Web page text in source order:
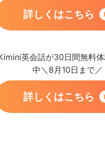
詳しくはこちら
英会話が30日間無料
中＼8月10日まで／
詳しくはこちら